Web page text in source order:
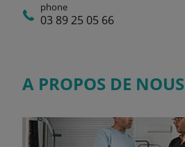
phone
03 89 25 05 66
A PROPOS DE NOUS